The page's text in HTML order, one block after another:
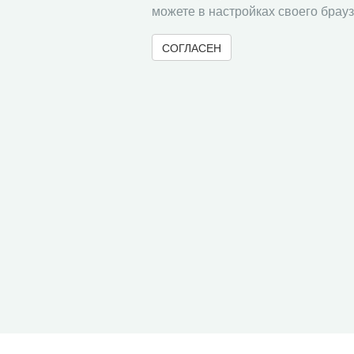
можете в настройках своего
СОГЛАСЕН